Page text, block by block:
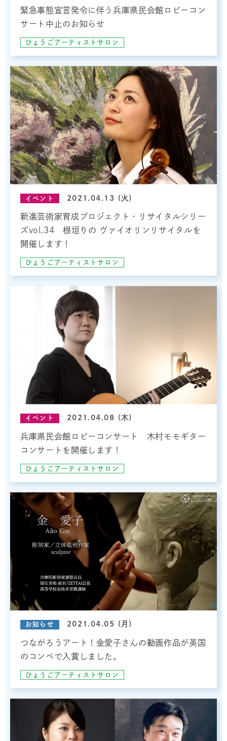
緊急事態宣言発令に伴う兵庫県民会館ロビーコン
サート中止のお知らせ
ひょうごアーティストサロン
イベント 2021.04.13 (火)
新進芸術家育成プロジェクト・リサイタルシリー
ズvol.34 根垣りの ヴァイオリンリサイタルを
開催します！
ひょうごアーティストサロン
イベント 2021.04.08 (木)
兵庫県民会館ロビーコンサート 木村モモギター
コンサートを開催します！
ひょうごアーティストサロン
お知らせ 2021.04.05 (月)
つながろうアート！金愛子さんの動画作品が英国
のコンペで入賞しました。
ひょうごアーティストサロン